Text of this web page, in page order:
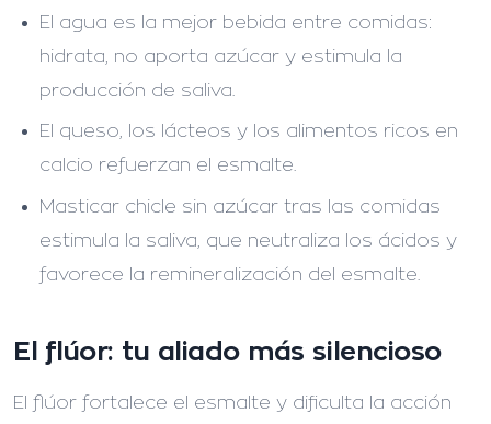
El agua es la mejor bebida entre comidas:
hidrata, no aporta azúcar y estimula la
producción de saliva.
El queso, los lácteos y los alimentos ricos en
calcio refuerzan el esmalte.
Masticar chicle sin azúcar tras las comidas
estimula la saliva, que neutraliza los ácidos y
favorece la remineralización del esmalte.
El flúor: tu aliado más silencioso
El flúor fortalece el esmalte y dificulta la acción